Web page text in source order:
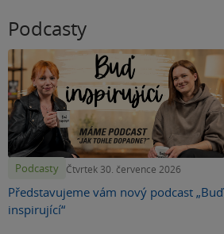
Podcasty
Podcasty Čtvrtek 30. července 2026
Představujeme vám nový podcast „Buď
inspirující“